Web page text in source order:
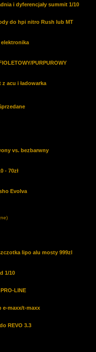
i dyferencjały summit 1/10
do hpi nitro Rush lub MT
elektronika
PURPUROWY
acu i ładowarka
vs. bezbarwny
- 70zł
Evolva
lipo alu mosty 999zl
1/10
LINE
e-maxx/t-maxx
REVO 3.3